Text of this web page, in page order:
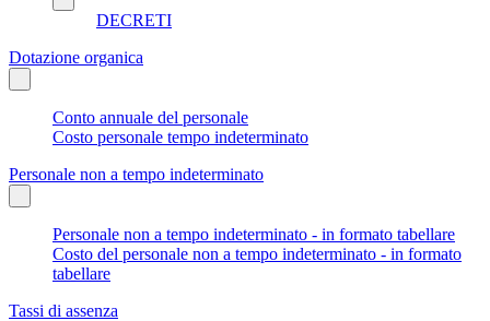
DECRETI
Dotazione organica
Conto annuale del personale
Costo personale tempo indeterminato
Personale non a tempo indeterminato
Personale non a tempo indeterminato - in formato tabellare
Costo del personale non a tempo indeterminato - in formato
tabellare
Tassi di assenza